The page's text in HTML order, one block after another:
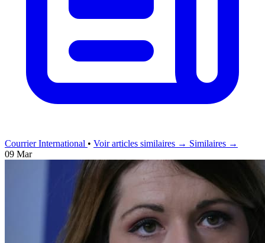
Courrier International • Voir articles similaires → Similaires →
09 Mar